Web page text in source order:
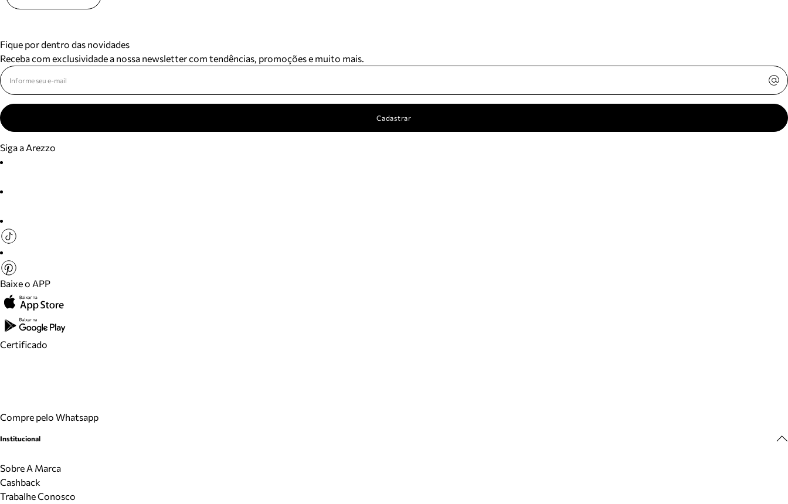
Fique por dentro das novidades
Receba com exclusividade a nossa newsletter com tendências, promoções e muito mais.
Cadastrar
Siga a Arezzo
Baixe o APP
Certificado
Compre pelo Whatsapp
Institucional
Sobre A Marca
Cashback
Trabalhe Conosco